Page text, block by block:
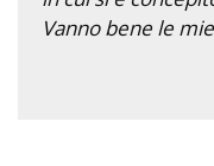
Vanno bene le